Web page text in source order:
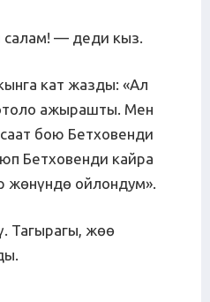
салам! — деди кыз.
кат жазды: «Ал
ажырашты. Мен
бою Бетховенди
Бетховенди кайра
жөнүндө ойлондум».
Тагырагы, жөө